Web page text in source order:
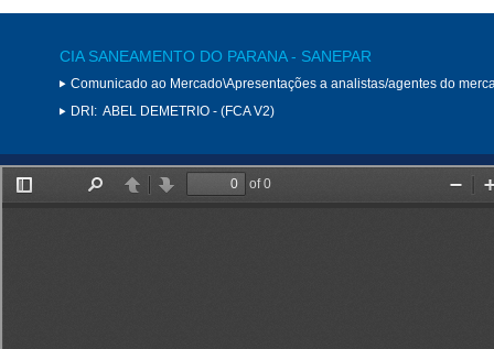
CIA SANEAMENTO DO PARANA - SANEPAR
Comunicado ao Mercado\Apresentações a analistas/agentes do
DRI: ABEL DEMETRIO - (FCA V2)